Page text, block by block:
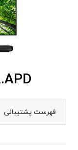
فهرست پشتیبانی